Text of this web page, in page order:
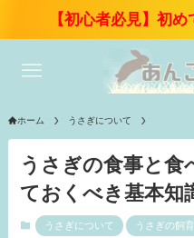
【初心者必見】初
ホーム うさぎについて
うさぎの食事と食
ておくべき基本知
うさぎについて うさぎの飼